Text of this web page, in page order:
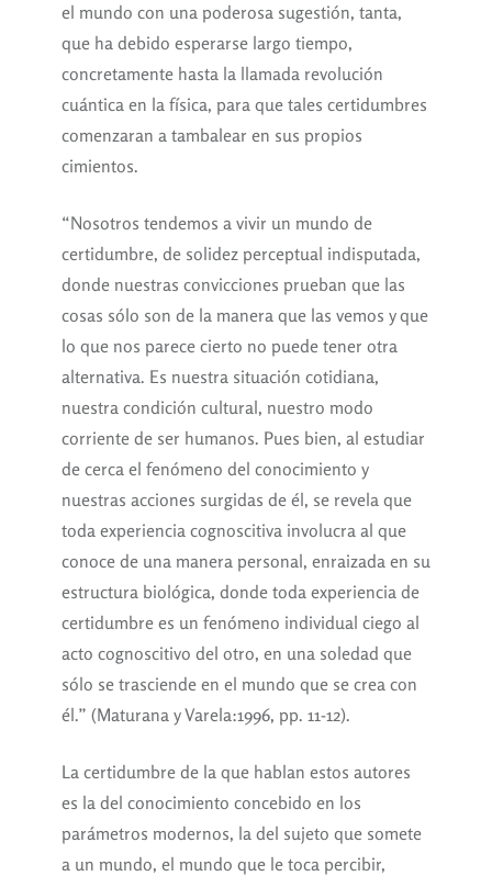
el mundo con una poderosa sugestión, tanta,
que ha debido esperarse largo tiempo,
concretamente hasta la llamada revolución
cuántica en la física, para que tales certidumbres
comenzaran a tambalear en sus propios
cimientos.
“Nosotros tendemos a vivir un mundo de
certidumbre, de solidez perceptual indisputada,
donde nuestras convicciones prueban que las
cosas sólo son de la manera que las vemos y que
lo que nos parece cierto no puede tener otra
alternativa. Es nuestra situación cotidiana,
nuestra condición cultural, nuestro modo
corriente de ser humanos. Pues bien, al estudiar
de cerca el fenómeno del conocimiento y
nuestras acciones surgidas de él, se revela que
toda experiencia cognoscitiva involucra al que
conoce de una manera personal, enraizada en su
estructura biológica, donde toda experiencia de
certidumbre es un fenómeno individual ciego al
acto cognoscitivo del otro, en una soledad que
sólo se trasciende en el mundo que se crea con
él.” (Maturana y Varela:1996, pp. 11-12).
La certidumbre de la que hablan estos autores
es la del conocimiento concebido en los
parámetros modernos, la del sujeto que somete
a un mundo, el mundo que le toca percibir,